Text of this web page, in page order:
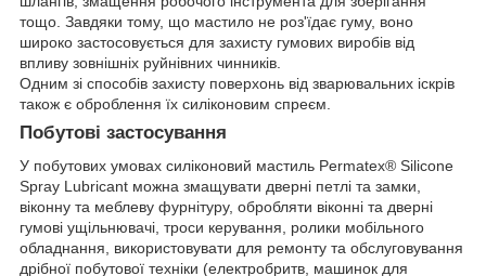
тощо. Завдяки тому, що мастило не роз'їдає гуму, воно
широко застосовується для захисту гумових виробів від
впливу зовнішніх руйнівних чинників.
Одним зі способів захисту поверхонь від зварювальних іскрів
також є оброблення їх силіконовим спреєм.
Побутові застосування
У побутових умовах силіконовий мастиль Permatex® Silicone
Spray Lubricant можна змащувати дверні петлі та замки,
віконну та меблеву фурнітуру, обробляти віконні та дверні
гумові ущільнювачі, троси керування, ролики мобільного
обладнання, використовувати для ремонту та обслуговування
дрібної побутової техніки (електробритв, машинок для